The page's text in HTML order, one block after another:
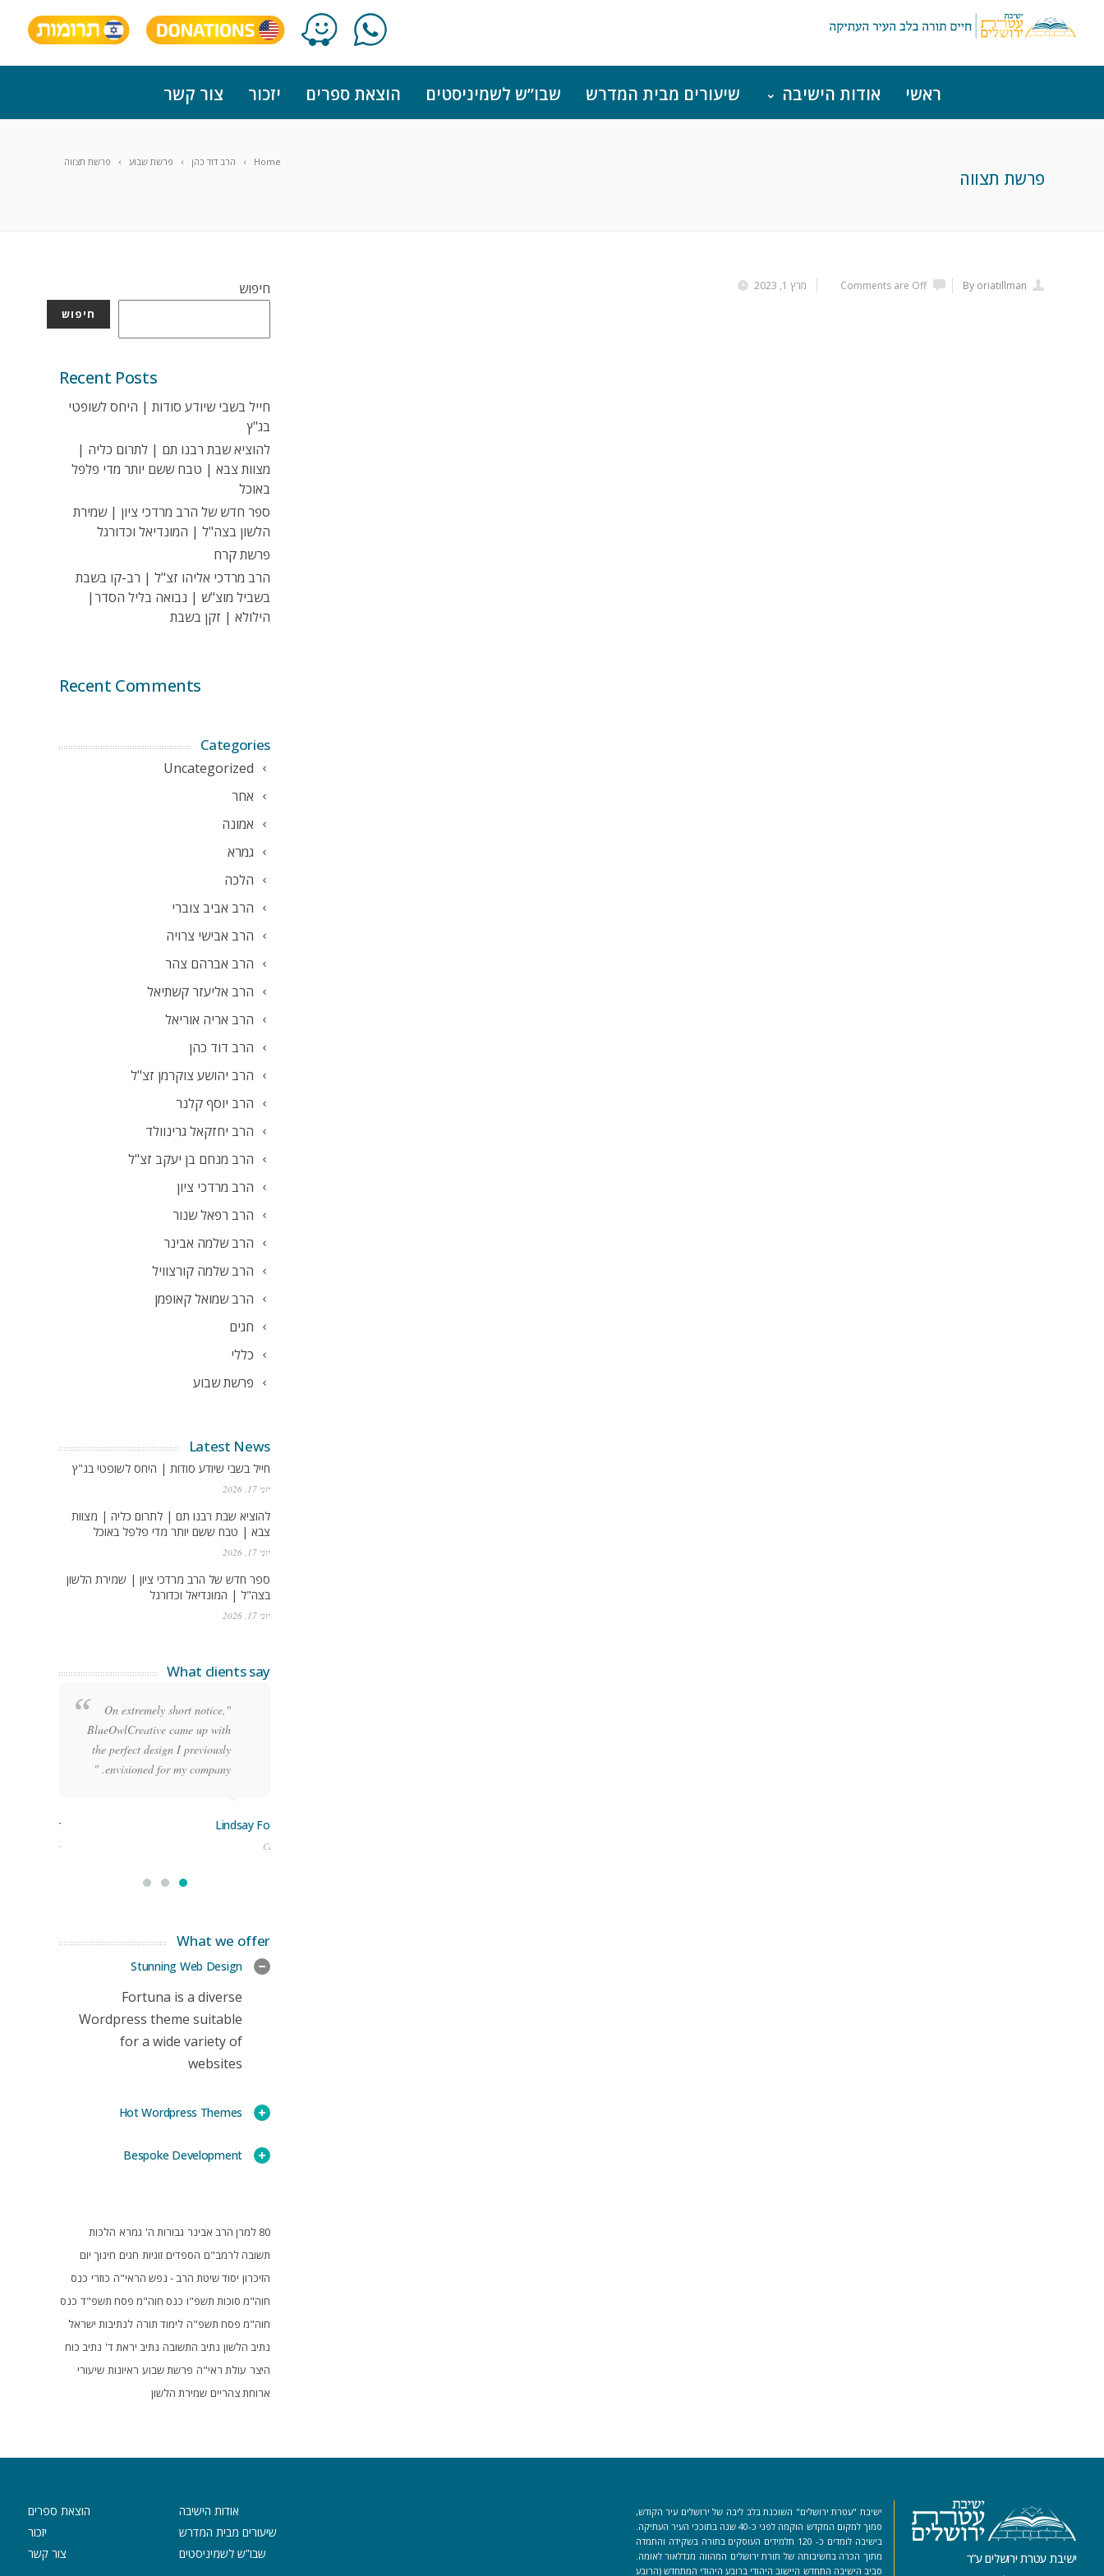
ראשי אודות הישיבה שיעורים מבית המדרש שבו”ש לשמיניסטים הוצאת ספרים יזכור צור קשר
Home הרב דוד כהן פרשת שבוע פרשת תצווה
פרשת תצווה
מרץ 1, 2023 By oriatillman
Comments are Off חיפוש
חיפוש
Recent Posts
חייל בשבי שיודע סודות | היחס לשופטי
בג"ץ
להוציא שבת רבנו תם | לתרום כליה |
מצוות צבא | טבח ששם יותר מדי פלפל
באוכל
ספר חדש של הרב מרדכי ציון | שמירת
הלשון בצה"ל | המונדיאל וכדורגל
פרשת קרח
הרב מרדכי אליהו זצ"ל | רב-קו בשבת
בשביל מוצ"ש | נבואה בליל הסדר|
הילולא | זקן בשבת
Recent Comments
Categories
Uncategorized
אחר
אמונה
גמרא
הלכה
הרב אביב צוברי
הרב אבישי צרויה
הרב אברהם צהר
הרב אליעזר קשתיאל
הרב אריה אוריאל
הרב דוד כהן
הרב יהושע צוקרמן זצ"ל
הרב יוסף קלנר
הרב יחזקאל גרינוולד
הרב מנחם בן יעקב זצ"ל
הרב מרדכי ציון
הרב רפאל שנור
הרב שלמה אבינר
הרב שלמה קורצוויל
הרב שמואל קאופמן
חגים
כללי
פרשת שבוע
Latest News
חייל בשבי שיודע סודות | היחס לשופטי בג"ץ
יוני 17, 2026
להוציא שבת רבנו תם | לתרום כליה | מצוות
צבא | טבח ששם יותר מדי פלפל באוכל
יוני 17, 2026
ספר חדש של הרב מרדכי ציון | שמירת הלשון
בצה"ל | המונדיאל וכדורגל
יוני 17, 2026
What clients say
"On extremely short notice,
BlueOwlCreative came up with
the perfect design I previously
envisioned for my company. "
Lindsay Ford
CEO
Stoner
Manager
What we offer
Stunning Web Design
Fortuna is a diverse
Wordpress theme suitable
for a wide variety of
websites
Hot Wordpress Themes
Bespoke Development
80 למרן הרב אבינר גבורות ה' גמרא הלכות
תשובה לרמב"ם הספדים זוגיות חגים חינוך יום
הזיכרון יסוד שיטת הרב - נפש הראי"ה כוזרי כנס
חוה"מ סוכות תשפ"ו כנס חוה"מ פסח תשפ"ד כנס
חוה"מ פסח תשפ"ה לימוד תורה לנתיבות ישראל
נתיב הלשון נתיב התשובה נתיב יראת ד' נתיב כוח
היצר עולת ראי"ה פרשת שבוע ראיונות שיעורי
ארוחת צהריים שמירת הלשון
ישיבת עטרת ירושלים ע”ר
ישיבת "עטרת ירושלים" השוכנת בלב ליבה של ירושלים עיר הקודש,
סמוך למקום המקדש הוקמה לפני כ-40 שנה בתוככי העיר העתיקה.
בישיבה לומדים כ- 120 תלמידים העוסקים בתורה בשקידה והתמדה
מתוך הכרה בחשיבותה של תורת ירושלים המהווה מגדלאור לאומה.
סביב הישיבה התחדש היישוב היהודי ברובע היהודי המתחדש (הרובע
אודות הישיבה
שיעורים מבית המדרש
שבו”ש לשמיניסטים
הוצאת ספרים
יזכור
צור קשר